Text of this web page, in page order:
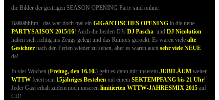
die Bilder der gestrigen SEASON OPENING Party sind online.
Bäääähhhm - das war doch mal ein GIGANTISCHES OPENING in die neue
PARTYSAISON 2015/16! Auch die beiden DJs DJ Pascha und DJ Nicolution
haben sich richtig ins Zeugs gelegt und das Rumors gerockt. Es waren viele alte
Gesichter nach den Ferien wieder zu sehen, aber es waren auch sehr viele NEUE
da!
In vier Wochen (Freitag, den 16.10.) geht es dann mit unserem JUBILÄUM weiter.
WTTW feiert sein 15jähriges Bestehen mit einem SEKTEMPFANG bis 21 Uhr!
Jeder Gast erhält zudem noch unseren limitierten WTTW-JAHRESMIX 2015 auf
CD!